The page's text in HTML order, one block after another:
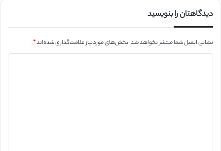
دیدگاهتان را بنویسید
نشانی ایمیل شما منتشر نخواهد شد.بخش‌های موردنیاز علامت‌گذاری شده‌اند*